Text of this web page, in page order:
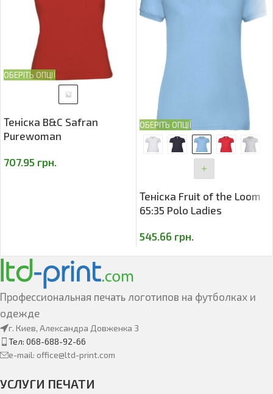
ОБЕРІТЬ ОПЦІЇ
Теніска B&C Safran
Purewoman
707.95 грн.
ОБЕРІТЬ ОПЦІЇ
Теніска Fruit of the Loom
65:35 Polo Ladies
545.66 грн.
Профессиональная печать логотипов на футболках и
одежде
г. Киев, Александра Довженка 3
Тел: 068-688-92-66
e-mail: office@ltd-print.com
УСЛУГИ ПЕЧАТИ